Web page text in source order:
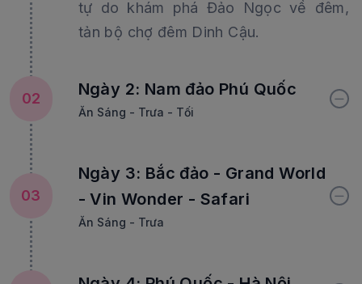
tự do khám phá Đảo Ngọc về đêm,
tản bộ chợ đêm Dinh Cậu.
02 Ngày 2: Nam đảo Phú Quốc
Ăn Sáng - Trưa - Tối
03
Ngày 3: Bắc đảo - Grand World
- Vin Wonder - Safari
Ăn Sáng - Trưa